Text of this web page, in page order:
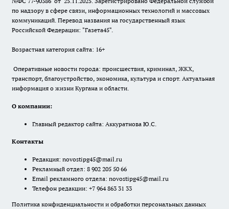
по надзору в сфере связи, информационных технологий и массовых
коммуникаций. Перевод названия на государственный язык
Российской Федерации: "Газета45".
Возрастная категория сайта: 16+
Оперативные новости города: происшествия, криминал, ЖКХ,
транспорт, благоустройство, экономика, культура и спорт. Актуальная
информация о жизни Кургана и области.
О компании:
Главный редактор сайта: Аккуратнова Ю.С.
Контакты
Редакция: novostipg45@mail.ru
Рекламный отдел: 8 902 205 50 66
Email рекламного отдела: novostipg45@mail.ru
Телефон редакции: +7 964 863 31 33
Политика конфиденциальности и обработки персональных данных